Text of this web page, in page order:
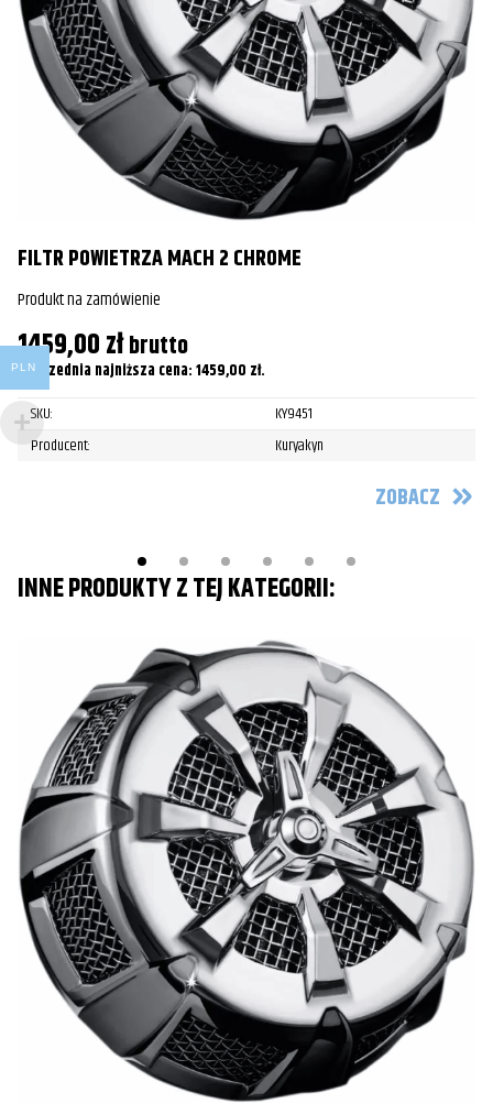
FILTR POWIETRZA MACH 2 CHROME
Produkt na zamówienie
1459,00złbrutto
Poprzednia najniższa cena:1459,00 zł.
SKU:
KY9451
Producent:
Kuryakyn
ZOBACZ
INNE PRODUKTY Z TEJ KATEGORII:
PLN